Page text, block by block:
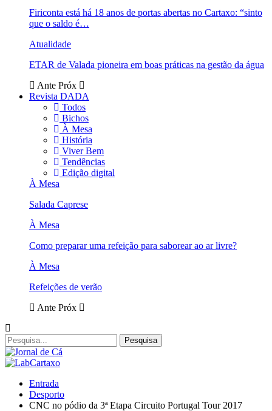
Firiconta está há 18 anos de portas abertas no Cartaxo: “sinto
que o saldo é…
Atualidade
ETAR de Valada pioneira em boas práticas na gestão da água
Ante Próx
Revista DADA
Todos
Bichos
À Mesa
História
Viver Bem
Tendências
Edição digital
À Mesa
Salada Caprese
À Mesa
Como preparar uma refeição para saborear ao ar livre?
À Mesa
Refeições de verão
Ante Próx
Entrada
Desporto
CNC no pódio da 3ª Etapa Circuito Portugal Tour 2017